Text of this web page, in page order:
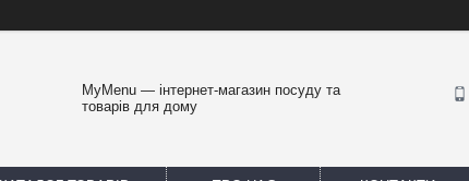
MyMenu — інтернет-магазин посуду та
товарів для дому